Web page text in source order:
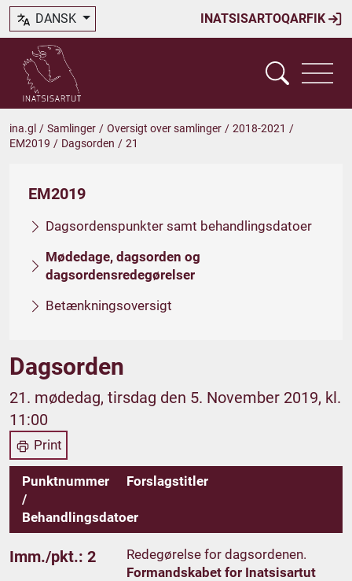
INATSISARTOQARFIK
DANSK
ina.gl / Samlinger / Oversigt over samlinger / 2018-2021 /
EM2019 / Dagsorden / 21
EM2019
Dagsordenspunkter samt behandlingsdatoer
Mødedage, dagsorden og
dagsordensredegørelser
Betænkningsoversigt
Dagsorden
21. mødedag, tirsdag den 5. November 2019, kl.
11:00
Print
Punktnummer
/
Behandlingsdatoer
Forslagstitler
Imm./pkt.: 2
Redegørelse for dagsordenen.
Formandskabet for Inatsisartut